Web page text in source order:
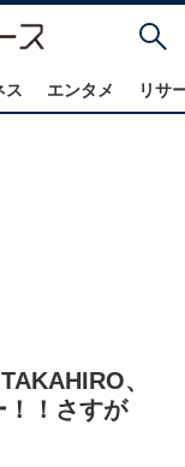
ス エンタメ リサ
、
！さすが